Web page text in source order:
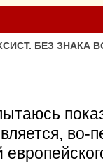
БЕЗ ЗНАКА